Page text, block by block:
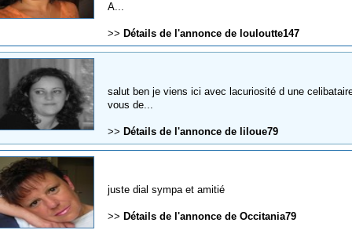
A...
>> Détails de l'annonce de louloutte147
salut ben je viens ici avec lacuriosité d une
vous de...
>> Détails de l'annonce de liloue79
juste dial sympa et amitié
>> Détails de l'annonce de Occitania79